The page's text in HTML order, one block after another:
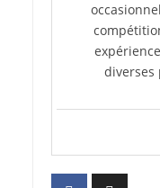
diverses